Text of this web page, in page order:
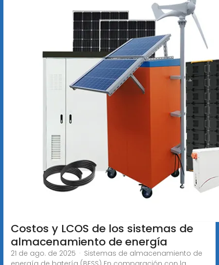
Costos y LCOS de los sistemas de
almacenamiento de energía
21 de ago. de 2025 · Sistemas de almacenamiento de